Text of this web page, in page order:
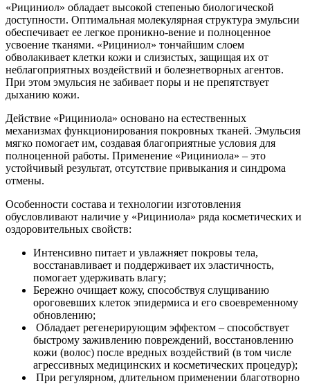
«Рициниол» обладает высокой степенью биологической
доступности. Оптимальная молекулярная структура эмульсии
обеспечивает ее легкое проникно-вение и полноценное
усвоение тканями. «Рициниол» тончайшим слоем
обволакивает клетки кожи и слизистых, защищая их от
неблагоприятных воздействий и болезнетворных агентов.
При этом эмульсия не забивает поры и не препятствует
дыханию кожи.
Действие «Рициниола» основано на естественных
механизмах функционирования покровных тканей. Эмульсия
мягко помогает им, создавая благоприятные условия для
полноценной работы. Применение «Рициниола» – это
устойчивый результат, отсутствие привыкания и синдрома
отмены.
Особенности состава и технологии изготовления
обусловливают наличие у «Рициниола» ряда косметических и
оздоровительных свойств:
Интенсивно питает и увлажняет покровы тела,
восстанавливает и поддерживает их эластичность,
помогает удерживать влагу;
Бережно очищает кожу, способствуя слущиванию
ороговевших клеток эпидермиса и его своевременному
обновлению;
Обладает регенерирующим эффектом – способствует
быстрому заживлению повреждений, восстановлению
кожи (волос) после вредных воздействий (в том числе
агрессивных медицинских и косметических процедур);
При регулярном, длительном применении благотворно